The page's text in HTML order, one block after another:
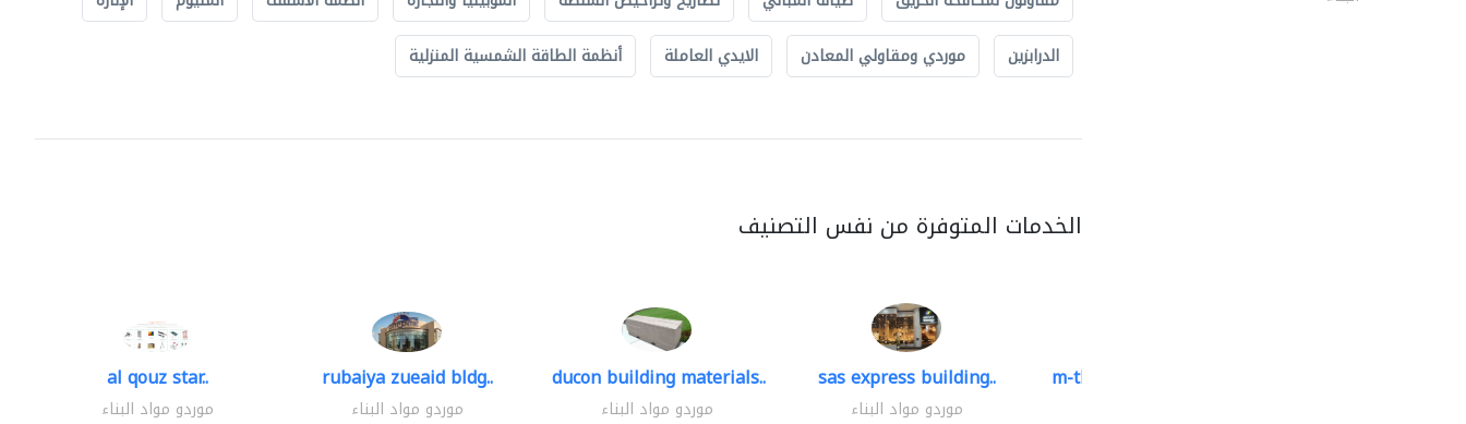
الدرابزين
موردي ومقاولي المعادن الايدي العاملة أنظمة الطاقة الشمسية المنزلية
الخدمات المتوفرة من نفس التصنيف
al qouz star..
موردو مواد البناء
rubaiya zueaid bldg..
موردو مواد البناء
ducon building materials..
موردو مواد البناء
sas express building..
موردو مواد البناء
m-three building materials